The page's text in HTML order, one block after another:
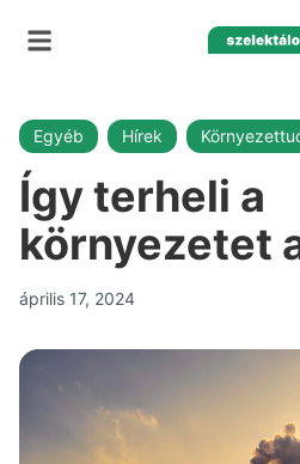
Egyéb Hírek
Így terheli a
környezetet
április 17, 2024